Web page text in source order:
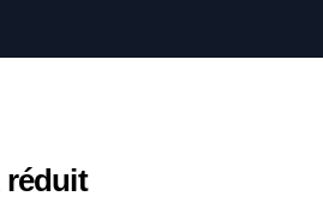
réduit